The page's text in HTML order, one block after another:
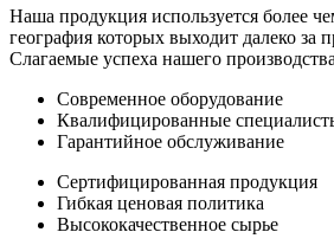
Наша продукция используется более
география которых выходит далеко за
Слагаемые успеха нашего
Современное оборудование
Квалифицированные
Гарантийное обслуживание
Сертифицированная продукция
Гибкая ценовая политика
Высококачественное сырье